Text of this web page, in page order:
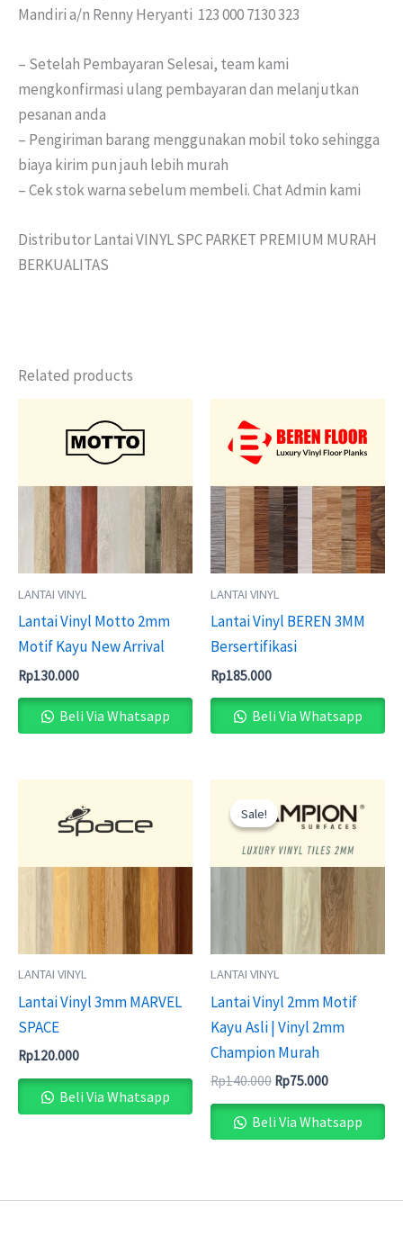
Mandiri a/n Renny Heryanti 123 000 7130 323
– Setelah Pembayaran Selesai, team kami
mengkonfirmasi ulang pembayaran dan melanjutkan
pesanan anda
– Pengiriman barang menggunakan mobil toko sehingga
biaya kirim pun jauh lebih murah
– Cek stok warna sebelum membeli. Chat Admin kami
Distributor Lantai VINYL SPC PARKET PREMIUM MURAH
BERKUALITAS
Related products
LANTAI VINYL
Lantai Vinyl Motto 2mm
Motif Kayu New Arrival
Rp130.000
Beli Via Whatsapp
LANTAI VINYL
Lantai Vinyl BEREN 3MM
Bersertifikasi
Rp185.000
Beli Via Whatsapp
LANTAI VINYL
Lantai Vinyl 3mm MARVEL
SPACE
Rp120.000
Beli Via Whatsapp
Sale!
Sale!
LANTAI VINYL
Lantai Vinyl 2mm Motif
Kayu Asli | Vinyl 2mm
Champion Murah
Rp140.000
price
was:
Rp75.000
price
is:
Beli Via Whatsapp